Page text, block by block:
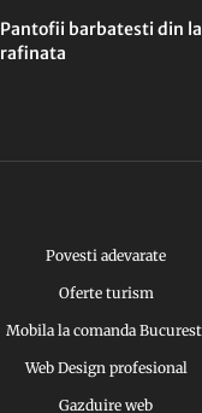
Pantofii barbatesti din
rafinata
Povesti adevarate
Oferte turism
Mobila la comanda
Web Design profesional
Gazduire web